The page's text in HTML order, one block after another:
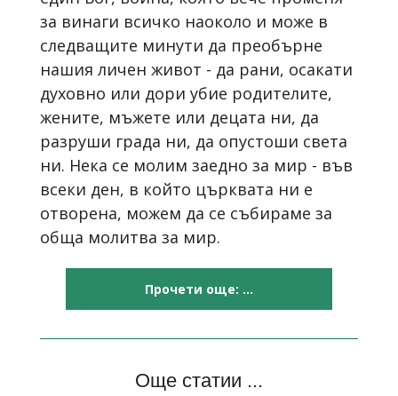
за винаги всичко наоколо и може в
следващите минути да преобърне
нашия личен живот - да рани, осакати
духовно или дори убие родителите,
жените, мъжете или децата ни, да
разруши града ни, да опустоши света
ни. Нека се молим заедно за мир - във
всеки ден, в който църквата ни е
отворена, можем да се събираме за
обща молитва за мир.
Прочети още: ...
Още статии ...